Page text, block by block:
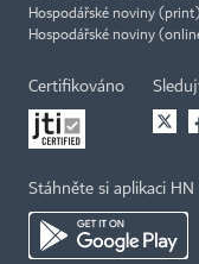
Hospodářské noviny
Hospodářské noviny
Certifikováno
Stáhněte si aplikaci HN